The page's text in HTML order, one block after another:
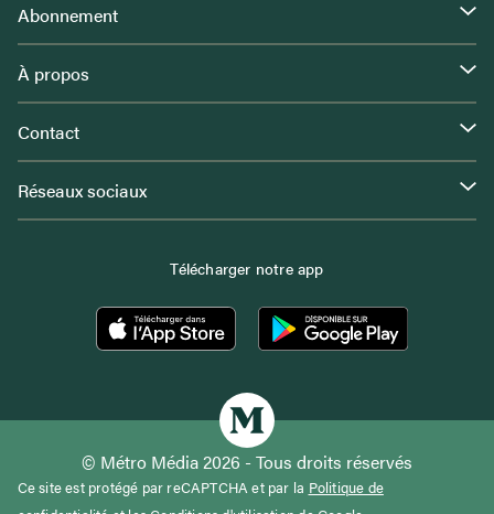
Abonnement
À propos
Contact
Réseaux sociaux
Télécharger notre app
© Métro Média 2026 - Tous droits réservés
Ce site est protégé par reCAPTCHA et par la Politique de